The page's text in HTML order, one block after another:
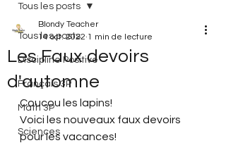
Tous les posts
Discipline Positive
Français 3P
Math 3P
Sciences
Tous les posts
Les Faux devoirs
d'automne
Blondy Teacher
14 oct. 2022 1 min de lecture
Coucou les lapins!
Voici les nouveaux faux devoirs
pour les vacances!